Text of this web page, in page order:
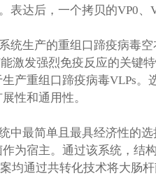
表达后，一个拷贝的VP0
统生产的重组口蹄疫病毒
激发强烈免疫反应的关键
产重组口蹄疫病毒VLPs
性和通用性。
中最简单且最具经济性的
为宿主。通过该系统，结
均通过共转化技术将大肠